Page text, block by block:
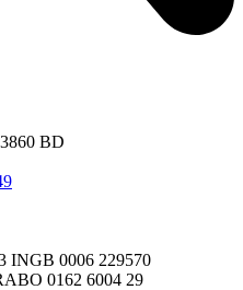
BD
INGB 0006 229570
0162 6004 29